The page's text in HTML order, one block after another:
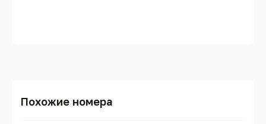
Похожие номера